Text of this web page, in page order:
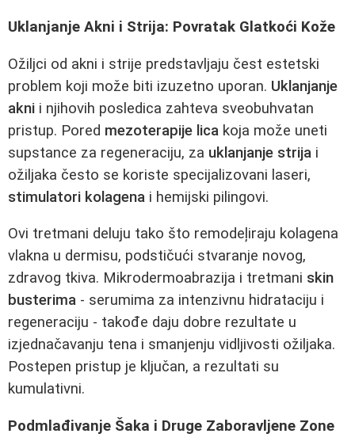
Uklanjanje Akni i Strija: Povratak Glatkoći Kože
Ožiljci od akni i strije predstavljaju čest estetski
problem koji može biti izuzetno uporan. Uklanjanje
akni i njihovih posledica zahteva sveobuhvatan
pristup. Pored mezoterapije lica koja može uneti
supstance za regeneraciju, za uklanjanje strija i
ožiljaka često se koriste specijalizovani laseri,
stimulatori kolagena i hemijski pilingovi.
Ovi tretmani deluju tako što remodeļiraju kolagena
vlakna u dermisu, podstičući stvaranje novog,
zdravog tkiva. Mikrodermoabrazija i tretmani skin
busterima - serumima za intenzivnu hidrataciju i
regeneraciju - takođe daju dobre rezultate u
izjednačavanju tena i smanjenju vidljivosti ožiljaka.
Postepen pristup je ključan, a rezultati su
kumulativni.
Podmlađivanje Šaka i Druge Zaboravljene Zone